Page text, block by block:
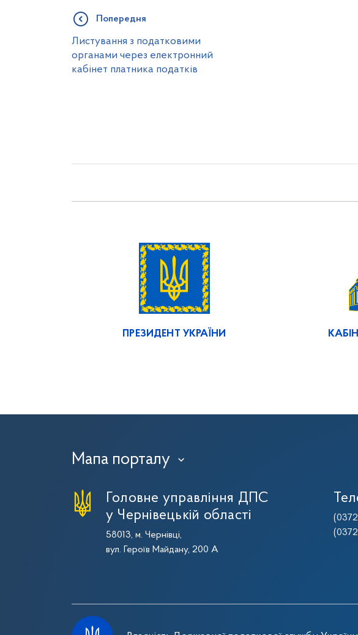
Попередня
Листування з податковими
органами через електронний
кабінет платника податків
ПРЕЗИДЕНТ УКРАЇНИ
Мапа порталу ›
Головне управління ДПС
у Чернівецькій області
58013, м. Чернівці,
вул. Героїв Майдану, 200 А